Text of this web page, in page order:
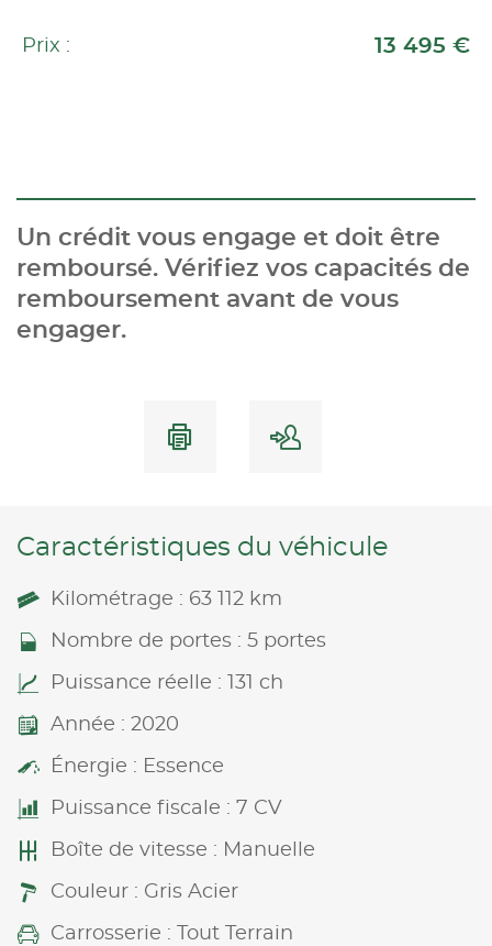
Prix : 13 495 €
Un crédit vous engage et doit être
remboursé. Vérifiez vos capacités de
remboursement avant de vous
engager.
Caractéristiques du véhicule
Kilométrage : 63 112 km
Nombre de portes : 5 portes
Puissance réelle : 131 ch
Année : 2020
Énergie : Essence
Puissance fiscale : 7 CV
Boîte de vitesse : Manuelle
Couleur : Gris Acier
Carrosserie : Tout Terrain